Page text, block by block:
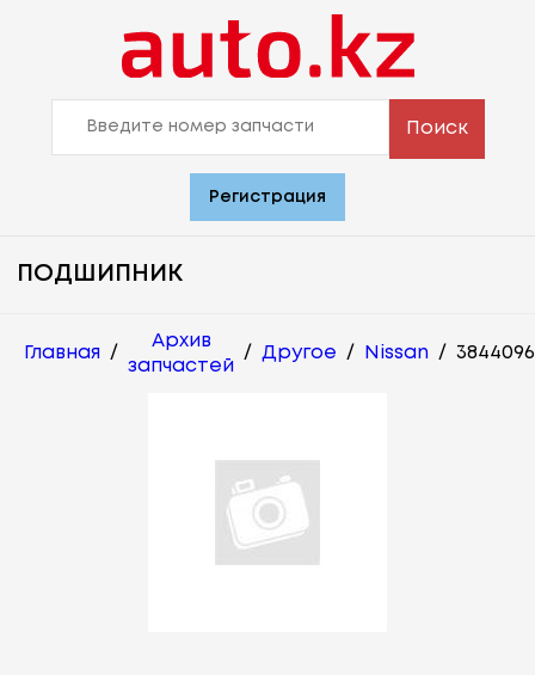
Поиск
Регистрация
ПОДШИПНИК
Главная /
Архив
запчастей
/ Другое / Nissan /